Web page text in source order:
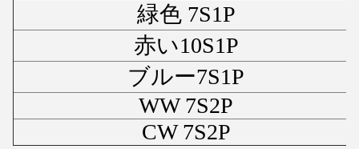
緑色 7S1P
赤い10S1P
ブルー7S1P
WW 7S2P
CW 7S2P